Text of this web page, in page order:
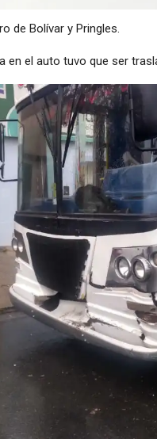
de Bolívar y Pringles.
en el auto tuvo que ser